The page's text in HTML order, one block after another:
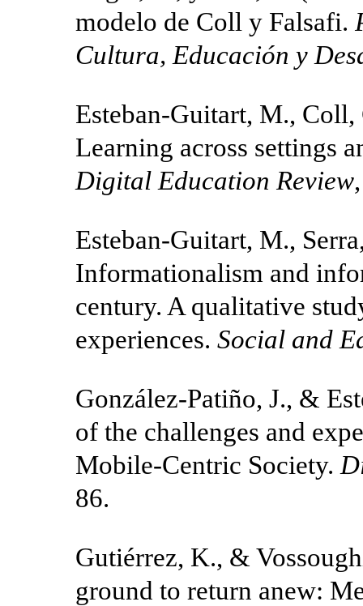
modelo de Coll y Falsafi.
Cultura, Educación y
Esteban-Guitart, M.,
Learning across settings
Digital Education Review
Esteban-Guitart, M.,
Informationalism and
century. A qualitative
experiences.Social and
González-Patiño, J., &
of the challenges and
Mobile-Centric Society.
86.
Gutiérrez, K., &
ground to return anew: